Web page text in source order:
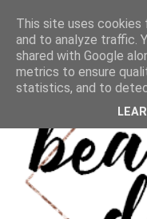
This site uses
and to analyze traffic.
shared with Google
metrics to ensure
statistics, and to